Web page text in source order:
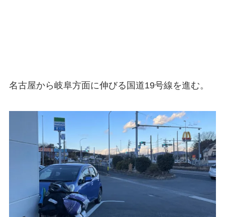
名古屋から岐阜方面に伸びる国道19号線を進む。